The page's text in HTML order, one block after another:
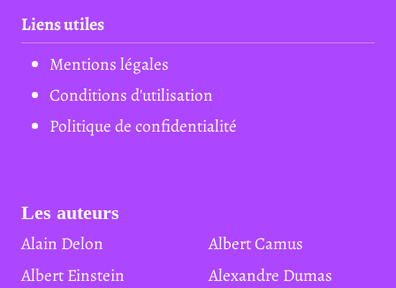
Liens utiles
Mentions légales
Conditions d'utilisation
Politique de confidentialité
Les auteurs
Alain Delon
Albert Camus
Albert Einstein
Alexandre Dumas